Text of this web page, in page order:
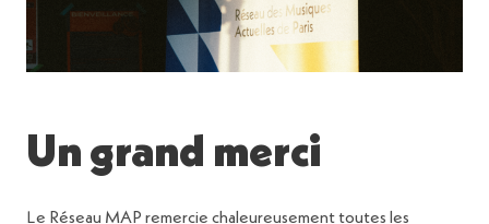
Un grand merci
Le Réseau MAP remercie chaleureusement toutes les